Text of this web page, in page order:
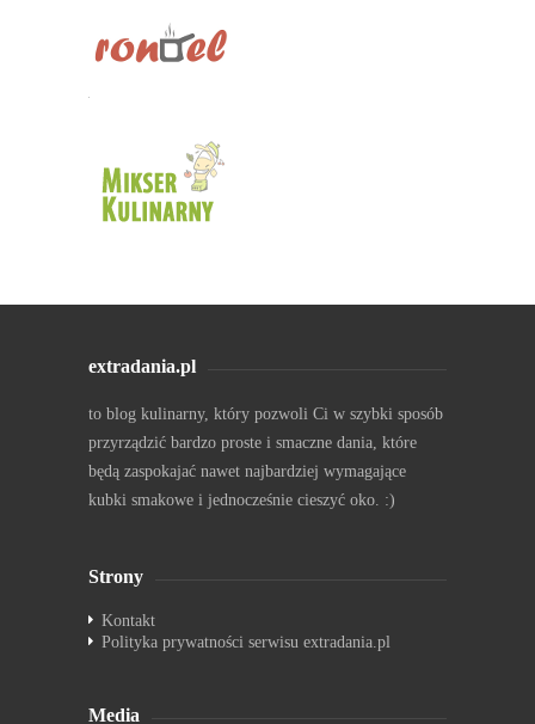
extradania.pl
to blog kulinarny, który pozwoli Ci w szybki sposób
przyrządzić bardzo proste i smaczne dania, które
będą zaspokajać nawet najbardziej wymagające
kubki smakowe i jednocześnie cieszyć oko. :)
Strony
Kontakt
Polityka prywatności serwisu extradania.pl
Media